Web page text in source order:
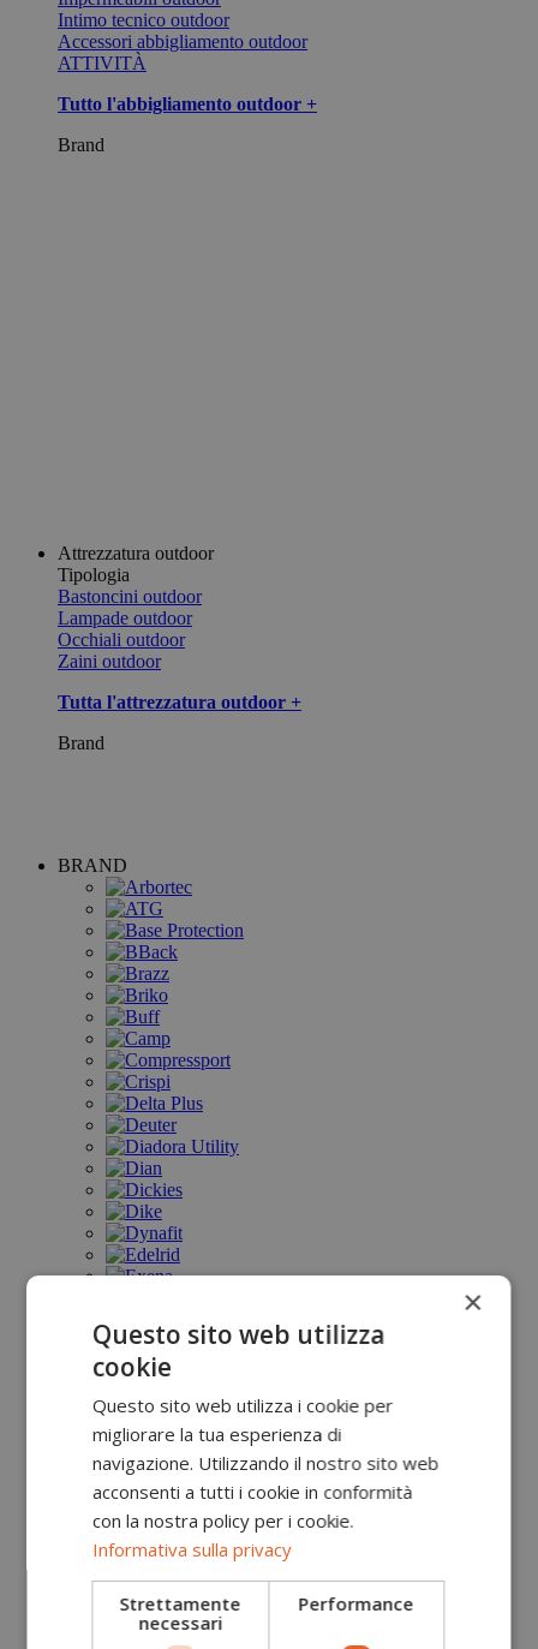
Intimo tecnico outdoor
Accessori abbigliamento outdoor
ATTIVITÀ
Tutto l'abbigliamento outdoor +
Brand
Attrezzatura outdoor
Tipologia
Bastoncini outdoor
Lampade outdoor
Occhiali outdoor
Zaini outdoor
Tutta l'attrezzatura outdoor +
Brand
BRAND
×
Questo sito web utilizza
cookie
Questo sito web utilizza i cookie per
migliorare la tua esperienza di
navigazione. Utilizzando il nostro sito web
acconsenti a tutti i cookie in conformità
con la nostra policy per i cookie.
Informativa sulla privacy
Strettamente
necessari
Performance